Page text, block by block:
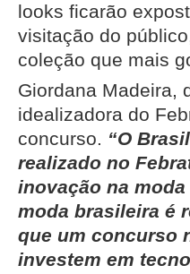
looks ficarão
visitação do
coleção que mais
Giordana Madeira,
idealizadora do
concurso. “O
realizado no
inovação na
moda brasileira é
que um concurso
investem em